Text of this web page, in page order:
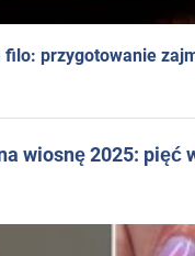
filo: przygotowanie
wiosnę 2025: pięć